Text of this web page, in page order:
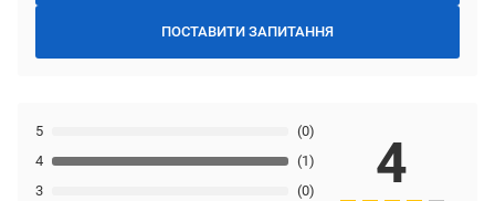
ПОСТАВИТИ ЗАПИТАННЯ
3 (0)
4 (1)
5 (0)
4